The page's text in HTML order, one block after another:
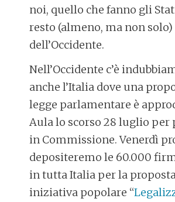
noi, quello che fanno gli
resto (almeno, ma non solo)
dell’Occidente.
Nell’Occidente c’è
anche l’Italia dove una
legge parlamentare è
Aula lo scorso 28 luglio per
in Commissione. Venerdì
depositeremo le 60.000
in tutta Italia per la
iniziativa popolare “